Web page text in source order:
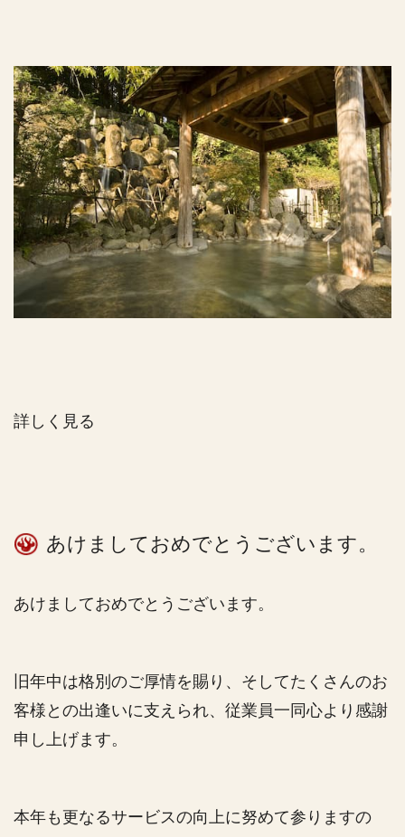
詳しく見る
あけましておめでとうございます。
あけましておめでとうございます。
旧年中は格別のご厚情を賜り、そしてたくさんのお
客様との出逢いに支えられ、従業員一同心より感謝
申し上げます。
本年も更なるサービスの向上に努めて参りますの